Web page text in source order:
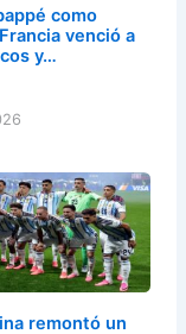
como
venció a
y…
remontó un